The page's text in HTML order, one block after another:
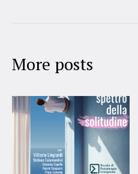
More posts